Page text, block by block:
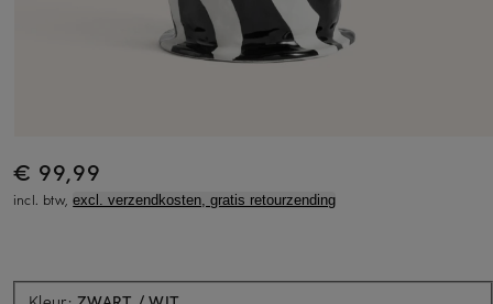
€ 99,99
incl. btw,excl. verzendkosten, gratis retourzending